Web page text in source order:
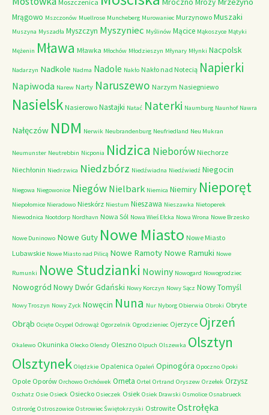
Moszczenica Mrozy
Mrągowo Mszczonów Muellrose Muncheberg Murowaniec Murzynowo Muszaki
Muszyna Myszadła Myszczyn Myszyniec Myślinów Mącice Mąkoszyce Mątyki
Mężenin Mława Mławka Młochów Młodzieszyn Młynary Młynki Nacpolsk
Nadarzyn Nadkole Nadma Nadole Nakło Nakło nad Notecią Napierki
Napiwoda Narew Narty Naruszewo Narzym Nasiegniewo
Nasielsk Nasierowo Nastajki Natać Naterki Naumburg Naunhof Nawra
Nałęczów NDM Nerwik Neubrandenburg Neufriedland Neu Mukran
Neumunster Neutrebbin Nicponia Nidzica Nieborów Niechorze
Niechłonin Niedrzwica Niedzbórz Niedźwiadna Niedźwiedź Niegocin
Niegowa Niegowonice Niegów Nielbark Niemica Niemiry Nieporęt
Niepołomice Nieradowo Nieskórz Niestum Nieszawa Nieszawka Nietoperek
Niewodnica Nootdorp Nordhavn Nowa Sól Nowa Wieś Ełcka Nowa Wrona Nowe Brzesko
Nowe Duninowo Nowe Guty Nowe Miasto Nowe Miasto
Lubawskie Nowe Miasto nad Pilicą Nowe Ramoty Nowe Ramuki Nowe
Rumunki Nowe Studzianki Nowiny Nowogard Nowogrodziec
Nowogród Nowy Dwór Gdański Nowy Korczyn Nowy Sącz Nowy Tomyśl
Nowy Troszyn Nowy Zyck Nowęcin Nuna Nur Nyborg Obierwia Obroki Obryte
Obrąb Ocięte Ocypel Odrowąż Ogorzelnik Ogrodzieniec Ojerzyce Ojrzeń
Okalewo Okuninka Olecko Olendy Oleszno Olpuch Olszewka Olsztyn
Olsztynek Olędzkie Opalenica Opaleń Opinogóra Opoczno Opoki
Opole Oporów Orchowo Orchówek Orneta Ortel Ortrand Oryszew Orzełek Orzysz
Oschatz Osie Osieck Osiecko Osieczek Osiek Osiek Drawski Osmolice Osnabrueck
Ostroróg Ostroszowice Ostrowiec Świętokrzyski Ostrowite Ostrołęka